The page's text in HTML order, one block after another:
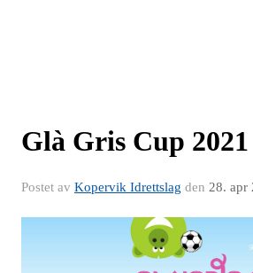
Glà Gris Cup 2021
Postet av Kopervik Idrettslag den 28. apr